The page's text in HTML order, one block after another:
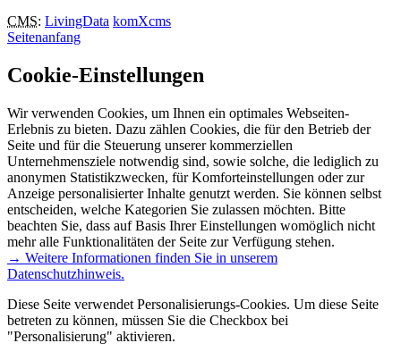
CMS: LivingData komXcms
Seitenanfang
Cookie-Einstellungen
Wir verwenden Cookies, um Ihnen ein optimales Webseiten-
Erlebnis zu bieten. Dazu zählen Cookies, die für den Betrieb der
Seite und für die Steuerung unserer kommerziellen
Unternehmensziele notwendig sind, sowie solche, die lediglich zu
anonymen Statistikzwecken, für Komforteinstellungen oder zur
Anzeige personalisierter Inhalte genutzt werden. Sie können selbst
entscheiden, welche Kategorien Sie zulassen möchten. Bitte
beachten Sie, dass auf Basis Ihrer Einstellungen womöglich nicht
mehr alle Funktionalitäten der Seite zur Verfügung stehen.
→ Weitere Informationen finden Sie in unserem
Datenschutzhinweis.
Diese Seite verwendet Personalisierungs-Cookies. Um diese Seite
betreten zu können, müssen Sie die Checkbox bei
"Personalisierung" aktivieren.